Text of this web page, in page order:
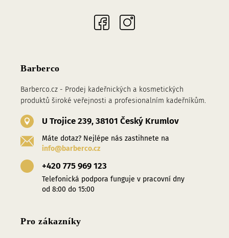
Barberco
Barberco.cz - Prodej kadeřnických a kosmetických
produktů široké veřejnosti a profesionalním kadeřníkům.
U Trojice 239, 38101 Český Krumlov
Máte dotaz? Nejlépe nás zastihnete na
info@barberco.cz
+420 775 969 123
Telefonická podpora funguje v pracovní dny
od 8:00 do 15:00
Pro zákazníky